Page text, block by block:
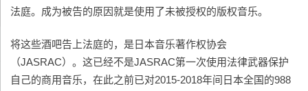
法庭。成为被告的原因就是使用了未被授权的版权音乐。
将这些酒吧告上法庭的，是日本音乐著作权协会
（JASRAC）。这已经不是JASRAC第一次使用法律武器保护
自己的商用音乐，在此之前已对2015-2018年间日本全国的988